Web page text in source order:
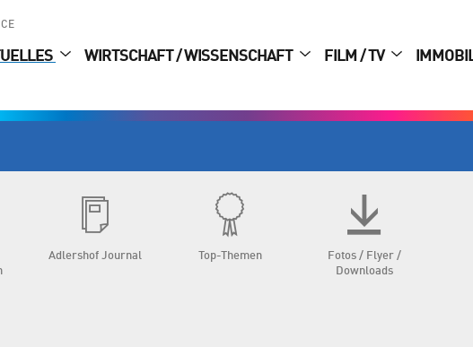
WIRTSCHAFT / WISSENSCHAFT FILM / TV
Adlershof Journal Top-Themen
Fotos / Flyer /
Downloads